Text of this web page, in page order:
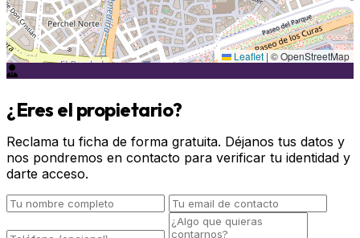
Leaflet |© OpenStreetMap
¿Eres el propietario?
Reclama tu ficha de forma gratuita. Déjanos tus datos y
nos pondremos en contacto para verificar tu identidad y
darte acceso.